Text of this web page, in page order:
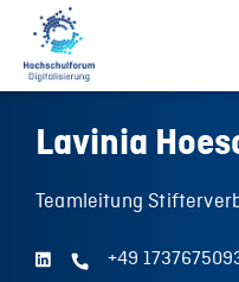
Lavinia
Teamleitung
+49